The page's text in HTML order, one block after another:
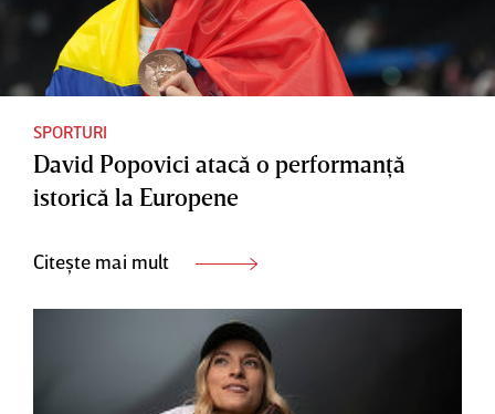
SPORTURI
David Popovici atacă o performanţă
istorică la Europene
Citește mai mult